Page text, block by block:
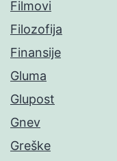
Filmovi
Filozofija
Finansije
Gluma
Glupost
Gnev
Greške